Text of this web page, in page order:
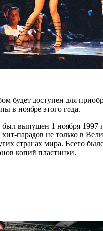
будет доступен для
в ноябре этого года.
выпущен 1 ноября 1997
парадов не только в
странах мира. Всего
копий пластинки.